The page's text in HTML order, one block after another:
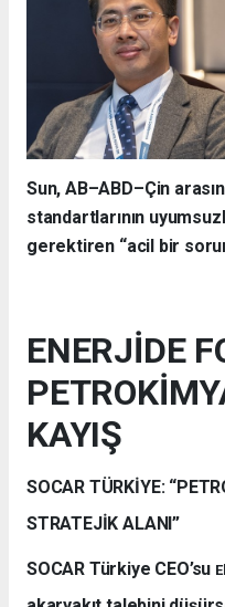
Sun, AB–ABD–Çin
standartlarının
gerektiren “acil bir
ENERJİDE
KAYIŞ
SOCAR TÜRKİYE:
STRATEJİK ALANI”
SOCAR Türkiye CEO’su